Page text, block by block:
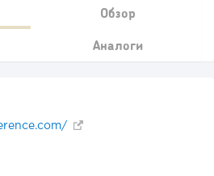
Обзор
Аналоги